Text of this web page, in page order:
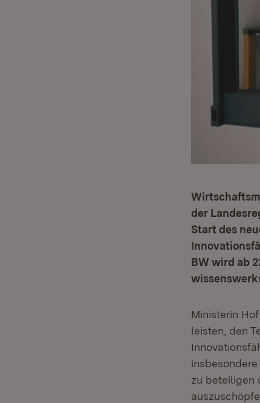
der
Start des
BW wird ab
Ministerin
leisten, den
zu beteiligen